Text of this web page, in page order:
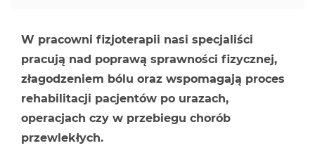
W pracowni fizjoterapii nasi specjaliści
pracują nad poprawą sprawności fizycznej,
złagodzeniem bólu oraz wspomagają proces
rehabilitacji pacjentów po urazach,
operacjach czy w przebiegu chorób
przewlekłych.